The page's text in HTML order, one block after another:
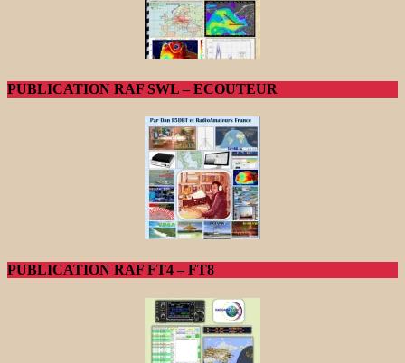
PUBLICATION RAF SWL – ECOUTEUR
PUBLICATION RAF FT4 – FT8